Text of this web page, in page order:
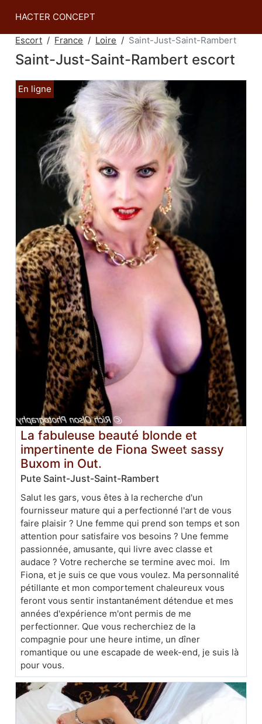
HACTER CONCEPT
Escort France Loire Saint-Just-Saint-Rambert
Saint-Just-Saint-Rambert escort
La fabuleuse beauté blonde et
impertinente de Fiona Sweet sassy
Buxom in Out.
Pute Saint-Just-Saint-Rambert
Salut les gars, vous êtes à la recherche d'un
fournisseur mature qui a perfectionné l'art de vous
faire plaisir ? Une femme qui prend son temps et son
attention pour satisfaire vos besoins ? Une femme
passionnée, amusante, qui livre avec classe et
audace ? Votre recherche se termine avec moi. Im
Fiona, et je suis ce que vous voulez. Ma personnalité
pétillante et mon comportement chaleureux vous
feront vous sentir instantanément détendue et mes
années d'expérience m'ont permis de me
perfectionner. Que vous recherchiez de la
compagnie pour une heure intime, un dîner
romantique ou une escapade de week-end, je suis là
pour vous.